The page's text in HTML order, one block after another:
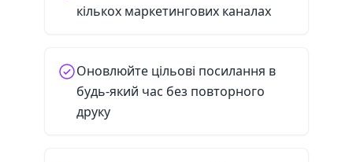
кількох маркетингових каналах
Оновлюйте цільові посилання в
будь-який час без повторного
друку